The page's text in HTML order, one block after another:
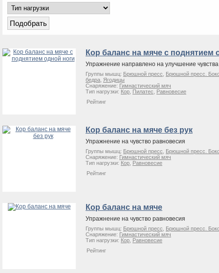
Кор баланс на мяче с поднятием
Упражнение направлено на улучшение
Группы мышц: Брюшной пресс
Брюшной пресс.
бедра Ягодицы
Снаряжение: Гимнастический мяч
Тип нагрузки: Кор Пилатес
Равновесие
Рейтинг
Кор баланс на мяче без рук
Упражнение на чувство равновесия
Группы мышц: Брюшной пресс
Брюшной пресс.
Снаряжение: Гимнастический мяч
Тип нагрузки: Кор Равновесие
Рейтинг
Кор баланс на мяче
Упражнение на чувство равновесия
Группы мышц: Брюшной пресс
Брюшной пресс.
Снаряжение: Гимнастический мяч
Тип нагрузки: Кор Равновесие
Рейтинг